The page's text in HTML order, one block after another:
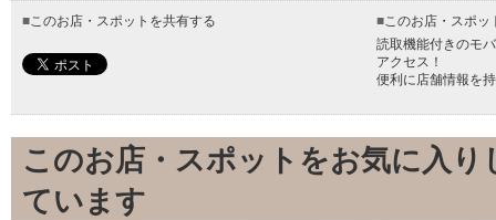
■このお店・スポットを共有する ■このお店・スポッ
読取機能付きのモ
アクセス！
便利に店舗情報を
このお店・スポットをお気に入
ています